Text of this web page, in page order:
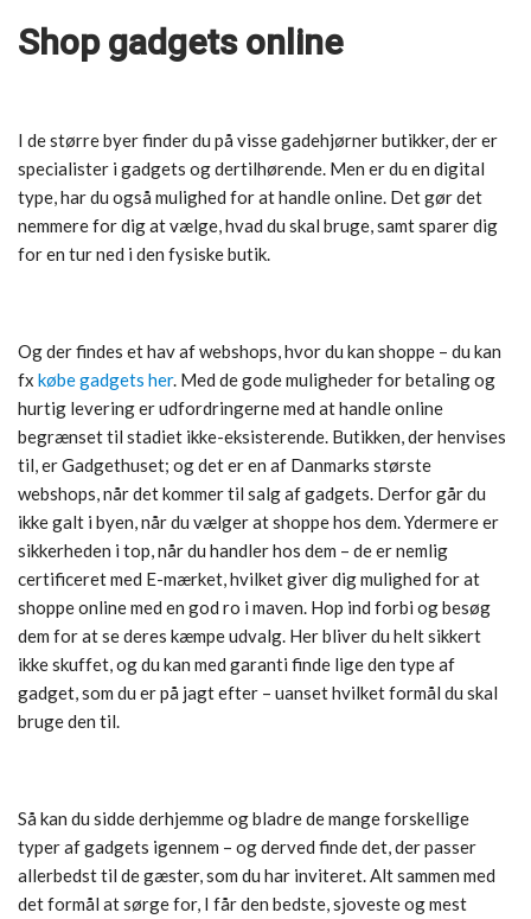
Shop gadgets online
I de større byer finder du på visse gadehjørner butikker, der er
specialister i gadgets og dertilhørende. Men er du en digital
type, har du også mulighed for at handle online. Det gør det
nemmere for dig at vælge, hvad du skal bruge, samt sparer dig
for en tur ned i den fysiske butik.
Og der findes et hav af webshops, hvor du kan shoppe – du kan
fx købe gadgets her. Med de gode muligheder for betaling og
hurtig levering er udfordringerne med at handle online
begrænset til stadiet ikke-eksisterende. Butikken, der henvises
til, er Gadgethuset; og det er en af Danmarks største
webshops, når det kommer til salg af gadgets. Derfor går du
ikke galt i byen, når du vælger at shoppe hos dem. Ydermere er
sikkerheden i top, når du handler hos dem – de er nemlig
certificeret med E-mærket, hvilket giver dig mulighed for at
shoppe online med en god ro i maven. Hop ind forbi og besøg
dem for at se deres kæmpe udvalg. Her bliver du helt sikkert
ikke skuffet, og du kan med garanti finde lige den type af
gadget, som du er på jagt efter – uanset hvilket formål du skal
bruge den til.
Så kan du sidde derhjemme og bladre de mange forskellige
typer af gadgets igennem – og derved finde det, der passer
allerbedst til de gæster, som du har inviteret. Alt sammen med
det formål at sørge for, I får den bedste, sjoveste og mest